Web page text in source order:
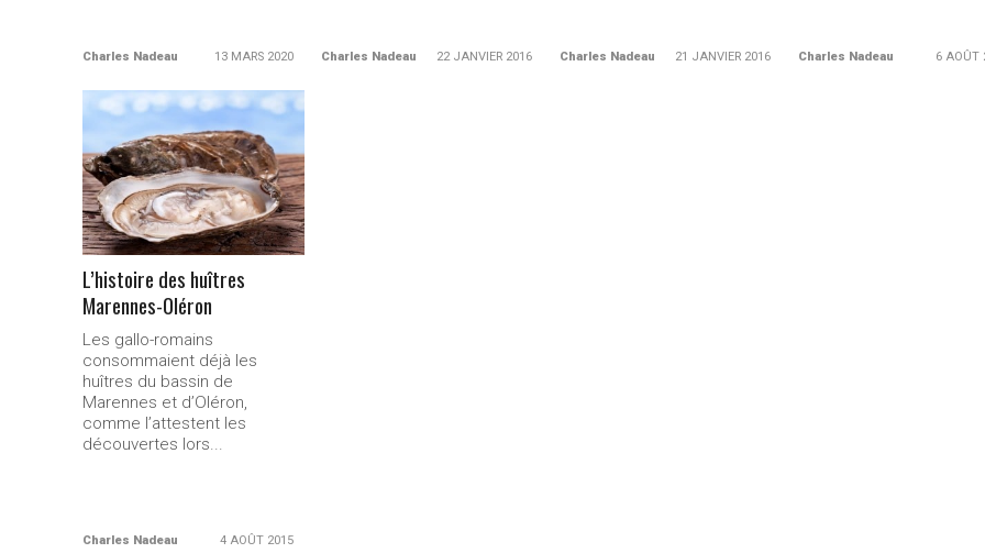
Charles Nadeau 13 MARS 2020 Charles Nadeau 22 JANVIER 2016 Charles Nadeau 21 JANVIER 2016 Charles Nadeau 6 AOÛT
LIRE LA
SUITE...
L’histoire des huîtres
Marennes-0léron
Les gallo-romains
consommaient déjà les
huîtres du bassin de
Marennes et d’Oléron,
comme l’attestent les
découvertes lors...
Charles Nadeau 4 AOÛT 2015